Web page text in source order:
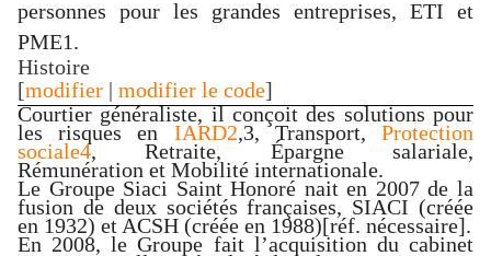
personnes pour les grandes entreprises, ETI et
PME1.
Histoire
[modifier | modifier le code]
Courtiergénéraliste, il conçoit des solutions pour
les risques en IARD2,3,Transport,Protection
sociale4,Retraite, Épargne salariale,
Rémunération et Mobilité internationale.
Le Groupe Siaci Saint Honoré nait en 2007 de la
fusion de deux sociétés françaises, SIACI (créée
en 1932) et ACSH (créée en 1988)[réf. nécessaire].
En 2008, le Groupe fait l’acquisition du cabinet